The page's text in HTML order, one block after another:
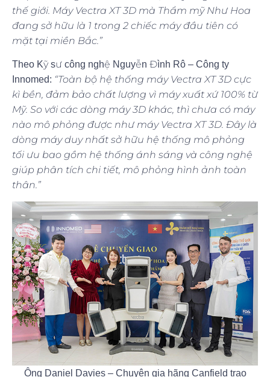
thế giới. Máy Vectra XT 3D mà Thẩm mỹ Như Hoa
đang sở hữu là 1 trong 2 chiếc máy đầu tiên có
mặt tại miền Bắc.”
Theo Kỹ sư công nghệ Nguyễn Đình Rô – Công ty
Innomed: “Toàn bộ hệ thống máy Vectra XT 3D cực
kì bền, đảm bảo chất lượng vì máy xuất xứ 100% từ
Mỹ. So với các dòng máy 3D khác, thì chưa có máy
nào mô phỏng được như máy Vectra XT 3D. Đây là
dòng máy duy nhất sở hữu hệ thống mô phỏng
tối ưu bao gồm hệ thống ánh sáng và công nghệ
giúp phân tích chi tiết, mô phỏng hình ảnh toàn
thân.”
Ông Daniel Davies – Chuyên gia hãng Canfield trao